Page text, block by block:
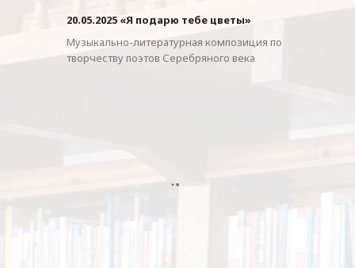
20.05.2025 «Я подарю тебе цветы»
Музыкально-литературная композиция по
творчеству поэтов Серебряного века